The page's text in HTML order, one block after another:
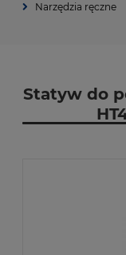
Narzędzia ręczne
Statyw do